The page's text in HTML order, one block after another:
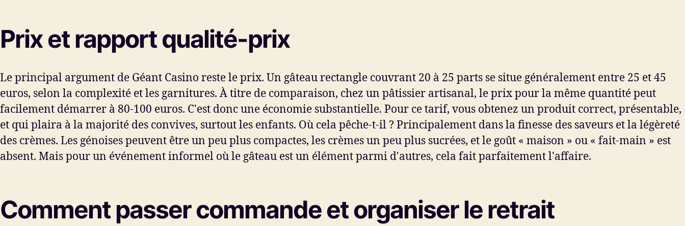
Prix et rapport qualité-prix
Le principal argument de Géant Casino reste le prix. Un gâteau rectangle couvrant 20 à 25 parts se situe généralement entre 25 et 45
euros, selon la complexité et les garnitures. À titre de comparaison, chez un pâtissier artisanal, le prix pour la même quantité peut
facilement démarrer à 80-100 euros. C'est donc une économie substantielle. Pour ce tarif, vous obtenez un produit correct, présentable,
et qui plaira à la majorité des convives, surtout les enfants. Où cela pêche-t-il ? Principalement dans la finesse des saveurs et la légèreté
des crèmes. Les génoises peuvent être un peu plus compactes, les crèmes un peu plus sucrées, et le goût « maison » ou « fait-main » est
absent. Mais pour un événement informel où le gâteau est un élément parmi d'autres, cela fait parfaitement l'affaire.
Comment passer commande et organiser le retrait